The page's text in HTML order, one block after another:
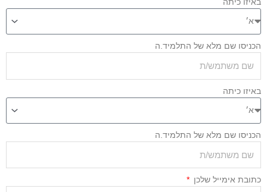
כיתה
שם מלא של התלמיד.ה
כיתה
שם מלא של התלמיד.ה
אימייל שלכן